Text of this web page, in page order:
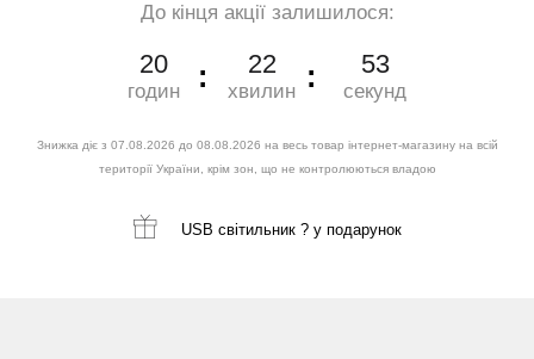
До кінця акції залишилося:
20
годин
22
хвилин
52
секунд
Знижка діє з 07.08.2026 до 08.08.2026 на весь товар інтернет-магазину на всій
території України, крім зон, що не контролюються владою
USB світильник ?у подарунок